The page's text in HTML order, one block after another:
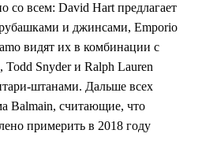
со всем: David Hart предлагает
и джинсами, Emporio
видят их в комбинации с
, Todd Snyder и Ralph Lauren
штанами. Дальше всех
Balmain, считающие, что
примерить в 2018 году